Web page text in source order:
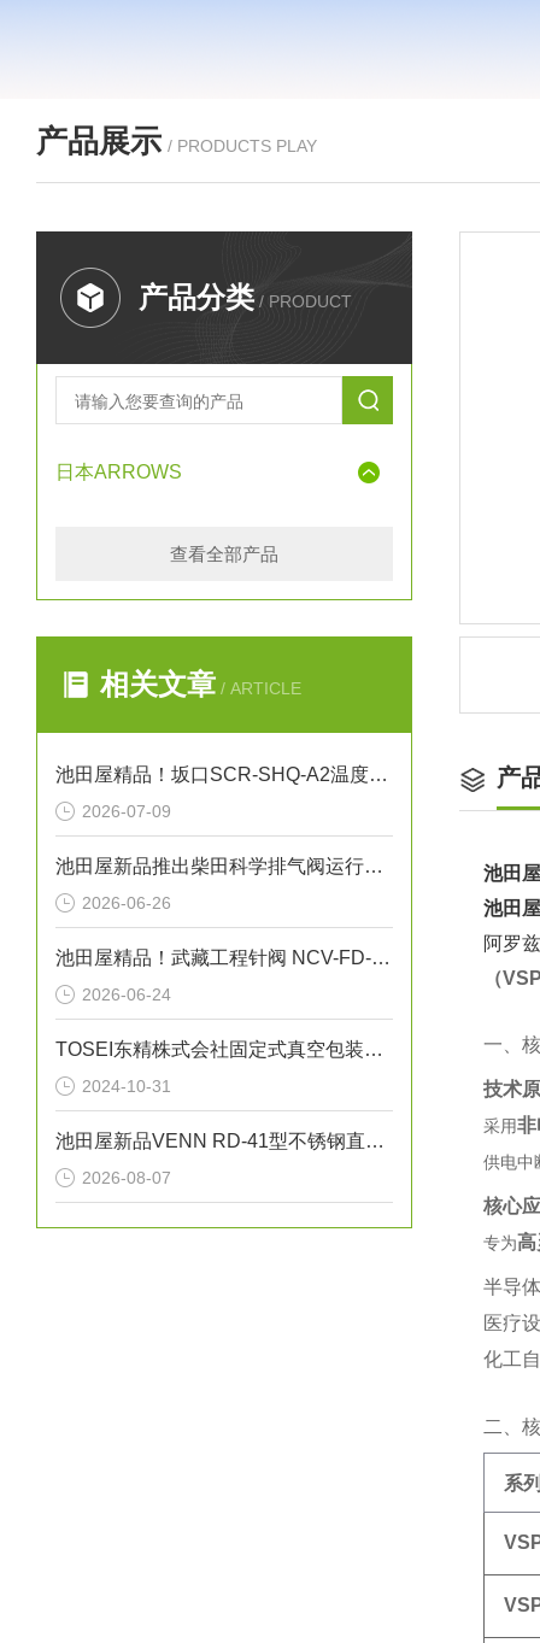
产品展示 / PRODUCTS PLAY
产品分类 / PRODUCT
日本ARROWS
查看全部产品
相关文章 / ARTICLE
池田屋精品！坂口SCR-SHQ-A2温度控制器技术参数
2026-07-09
池田屋新品推出柴田科学排气阀运行气密性测试装置 EXV-02 参数介绍
2026-06-26
池田屋精品！武藏工程针阀 NCV-FD-1 参数介绍
2026-06-24
TOSEI东精株式会社固定式真空包装机（液晶触摸屏型）“V-856W”
2024-10-31
池田屋新品VENN RD-41型不锈钢直动式蒸汽减压阀RD41-D-M25正式发布
2026-08-07
产
池田
池田
阿罗
（
一、
技术
采用‌
供电中
核心
专为‌高
半导
医疗
化工
二、
系